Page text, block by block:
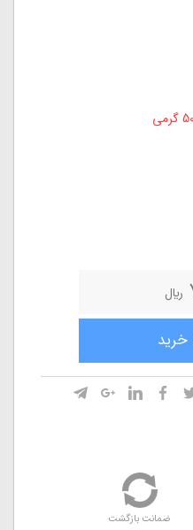
ريال
خريد
ضمانت بازگشت